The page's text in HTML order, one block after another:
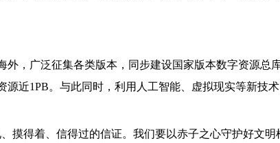
，广泛征集各类版本，同步建设国家版本数字资源总
近1PB。与此同时，利用人工智能、虚拟现实等新技
摸得着、信得过的信证。我们要以赤子之心守护好文